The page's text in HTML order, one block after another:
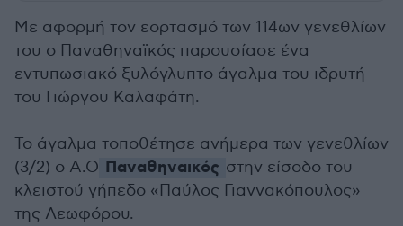
Με αφορμή τον εορτασμό των 114ων γενεθλίων
του ο Παναθηναϊκός παρουσίασε ένα
εντυπωσιακό ξυλόγλυπτο άγαλμα του ιδρυτή
του Γιώργου Καλαφάτη.
Το άγαλμα τοποθέτησε ανήμερα των γενεθλίων
(3/2) ο Α.Ο Παναθηναικός στην είσοδο του
κλειστού γήπεδο «Παύλος Γιαννακόπουλος»
της Λεωφόρου.